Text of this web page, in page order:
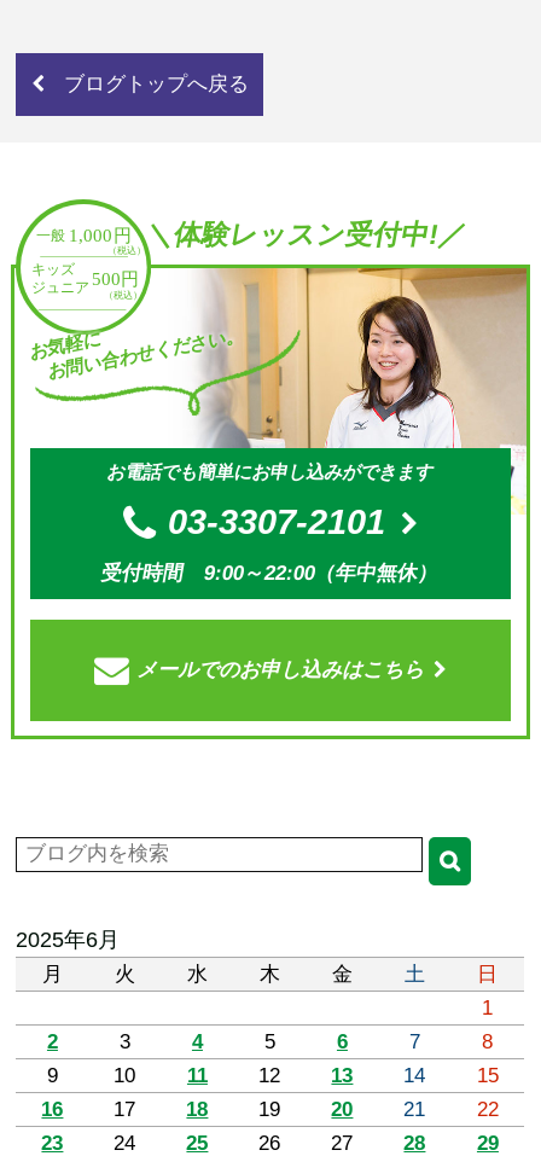
ブログトップへ戻る
＼体験レッスン受付中!／
お気軽に
お問い合わせください。
お電話でも簡単にお申し込みができます
03-3307-2101
受付時間 9:00～22:00（年中無休）
メールでのお申し込みはこちら
2025年6月
月 火 水 木 金 土
日
1
2
3 4 5 6 7
8
9
10 11 12 13 14
15
16
17 18 19 20 21
22
23
24 25 26 27 28
29